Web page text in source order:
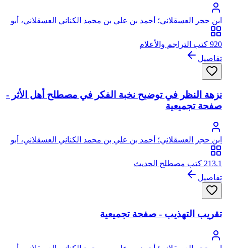
ابن حجر العسقلاني؛ أحمد بن علي بن محمد الكناني العسقلاني، أبو
الفضل، شهاب الدين، ابن حجر
920 كتب التراجم والأعلام
تفاصيل
نزهة النظر في توضيح نخبة الفكر في مصطلح أهل الأثر -
صفحة تجميعية
ابن حجر العسقلاني؛ أحمد بن علي بن محمد الكناني العسقلاني، أبو
الفضل، شهاب الدين، ابن حجر
213.1 كتب مصطلح الحديث
تفاصيل
تقريب التهذيب - صفحة تجميعية